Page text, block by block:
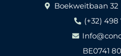
Boekweitbaan 32
(+32) 498
BE0741